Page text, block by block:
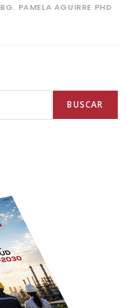
PAMELA AGUIRRE PHD
BUSCAR